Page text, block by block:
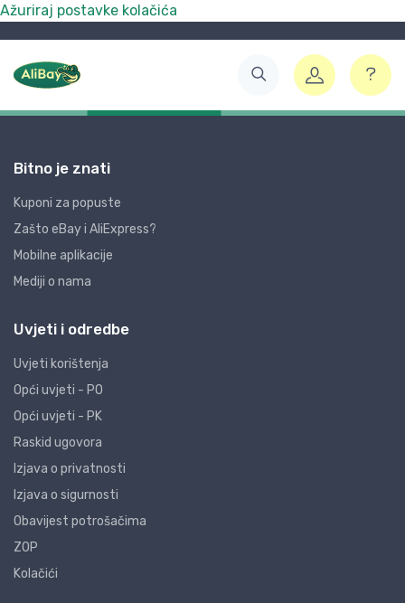
Ažuriraj postavke kolačića
Bitno je znati
Kuponi za popuste
Zašto eBay i AliExpress?
Mobilne aplikacije
Mediji o nama
Uvjeti i odredbe
Uvjeti korištenja
Opći uvjeti - PO
Opći uvjeti - PK
Raskid ugovora
Izjava o privatnosti
Izjava o sigurnosti
Obavijest potrošačima
ZOP
Kolačići